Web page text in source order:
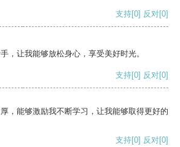
支持[0] 反对[0]
，让我能够放松身心，享受美好时光。
支持[0] 反对[0]
，能够激励我不断学习，让我能够取得更好的
支持[0] 反对[0]